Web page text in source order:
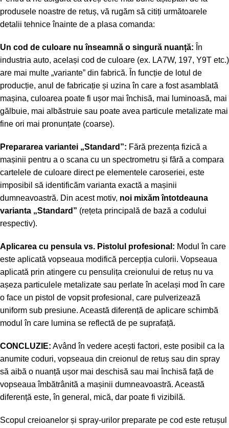
produsele noastre de retuș, vă rugăm să citiți următoarele
detalii tehnice înainte de a plasa comanda:
Un cod de culoare nu înseamnă o singură nuanță: În
industria auto, același cod de culoare (ex. LA7W, 197, Y9T etc.)
are mai multe „variante” din fabrică. În funcție de lotul de
producție, anul de fabricație și uzina în care a fost asamblată
mașina, culoarea poate fi ușor mai închisă, mai luminoasă, mai
gălbuie, mai albăstruie sau poate avea particule metalizate mai
fine ori mai pronunțate (coarse).
Prepararea variantei „Standard”: Fără prezența fizică a
mașinii pentru a o scana cu un spectrometru și fără a compara
cartelele de culoare direct pe elementele caroseriei, este
imposibil să identificăm varianta exactă a mașinii
dumneavoastră. Din acest motiv, noi mixăm întotdeauna
varianta „Standard” (rețeta principală de bază a codului
respectiv).
Aplicarea cu pensula vs. Pistolul profesional: Modul în care
este aplicată vopseaua modifică percepția culorii. Vopseaua
aplicată prin atingere cu pensulița creionului de retuș nu va
așeza particulele metalizate sau perlate în același mod în care
o face un pistol de vopsit profesional, care pulverizează
uniform sub presiune. Această diferență de aplicare schimbă
modul în care lumina se reflectă de pe suprafață.
CONCLUZIE: Având în vedere acești factori, este posibil ca la
anumite coduri, vopseaua din creionul de retuș sau din spray
să aibă o nuanță ușor mai deschisă sau mai închisă față de
vopseaua îmbătrânită a mașinii dumneavoastră. Această
diferență este, în general, mică, dar poate fi vizibilă.
Scopul creioanelor și spray-urilor preparate pe cod este retușul